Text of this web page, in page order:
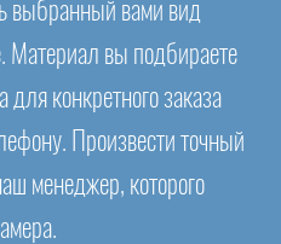
выбранный вами вид
Материал вы подбираете
для конкретного заказа
Произвести точный
менеджер, которого